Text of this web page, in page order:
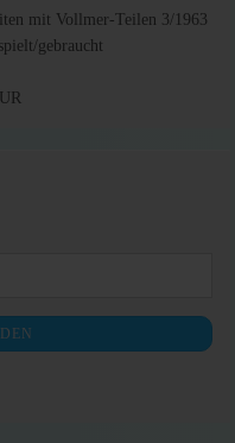
mit Vollmer-Teilen 3/1963
gebraucht